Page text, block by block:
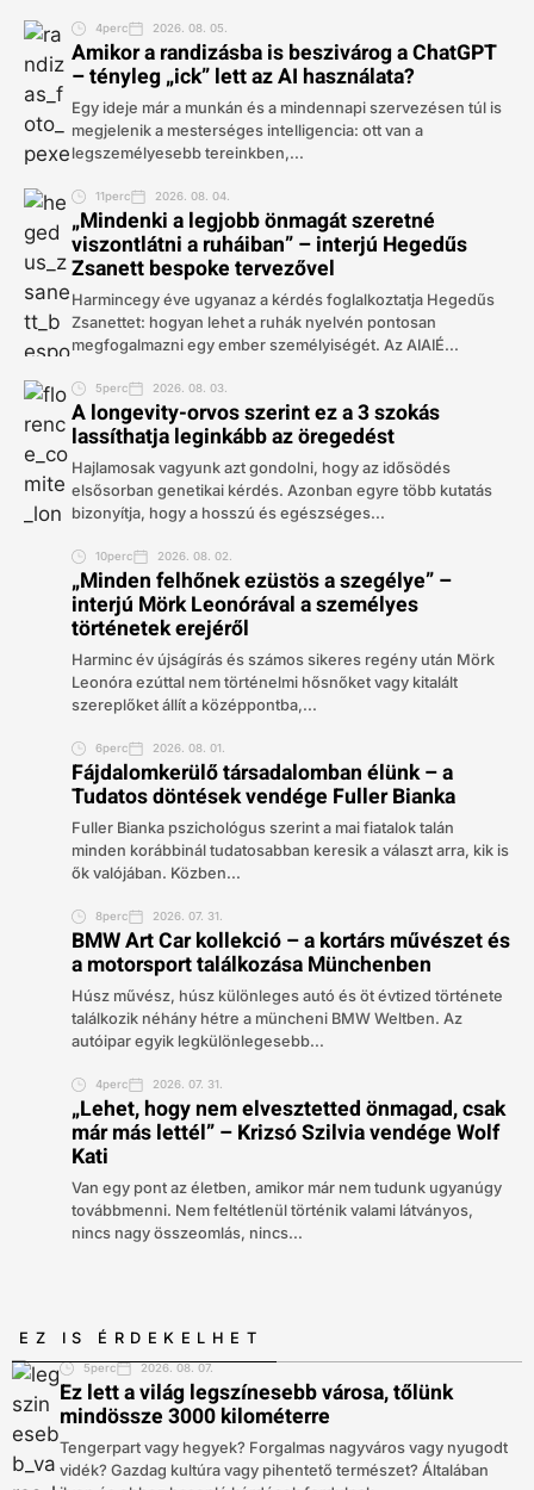
4perc 2026. 08. 05.
Amikor a randizásba is beszivárog a ChatGPT
– tényleg „ick” lett az AI használata?
Egy ideje már a munkán és a mindennapi szervezésen túl is
megjelenik a mesterséges intelligencia: ott van a
legszemélyesebb tereinkben,...
11perc 2026. 08. 04.
„Mindenki a legjobb önmagát szeretné
viszontlátni a ruháiban” – interjú Hegedűs
Zsanett bespoke tervezővel
Harmincegy éve ugyanaz a kérdés foglalkoztatja Hegedűs
Zsanettet: hogyan lehet a ruhák nyelvén pontosan
megfogalmazni egy ember személyiségét. Az AIAIÉ...
5perc 2026. 08. 03.
A longevity-orvos szerint ez a 3 szokás
lassíthatja leginkább az öregedést
Hajlamosak vagyunk azt gondolni, hogy az idősödés
elsősorban genetikai kérdés. Azonban egyre több kutatás
bizonyítja, hogy a hosszú és egészséges...
10perc 2026. 08. 02.
„Minden felhőnek ezüstös a szegélye” –
interjú Mörk Leonórával a személyes
történetek erejéről
Harminc év újságírás és számos sikeres regény után Mörk
Leonóra ezúttal nem történelmi hősnőket vagy kitalált
szereplőket állít a középpontba,...
6perc 2026. 08. 01.
Fájdalomkerülő társadalomban élünk – a
Tudatos döntések vendége Fuller Bianka
Fuller Bianka pszichológus szerint a mai fiatalok talán
minden korábbinál tudatosabban keresik a választ arra, kik is
ők valójában. Közben...
8perc 2026. 07. 31.
BMW Art Car kollekció – a kortárs művészet és
a motorsport találkozása Münchenben
Húsz művész, húsz különleges autó és öt évtized története
találkozik néhány hétre a müncheni BMW Weltben. Az
autóipar egyik legkülönlegesebb...
4perc 2026. 07. 31.
„Lehet, hogy nem elvesztetted önmagad, csak
már más lettél” – Krizsó Szilvia vendége Wolf
Kati
Van egy pont az életben, amikor már nem tudunk ugyanúgy
továbbmenni. Nem feltétlenül történik valami látványos,
nincs nagy összeomlás, nincs...
EZ IS ÉRDEKELHET
5perc 2026. 08. 07.
Ez lett a világ legszínesebb városa, tőlünk
mindössze 3000 kilométerre
Tengerpart vagy hegyek? Forgalmas nagyváros vagy nyugodt
vidék? Gazdag kultúra vagy pihentető természet? Általában